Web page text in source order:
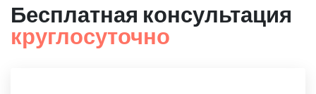
Бесплатная консультация
круглосуточно